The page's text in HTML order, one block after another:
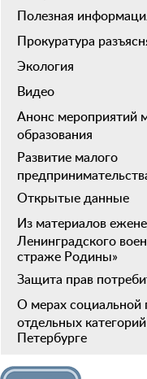
Полезная
Прокуратура
Экология
Видео
Анонс мероприятий
образования
Развитие малого
Открытые данные
Из материалов
Ленинградского
страже Родины»
Защита прав
О мерах
отдельных
Петербурге